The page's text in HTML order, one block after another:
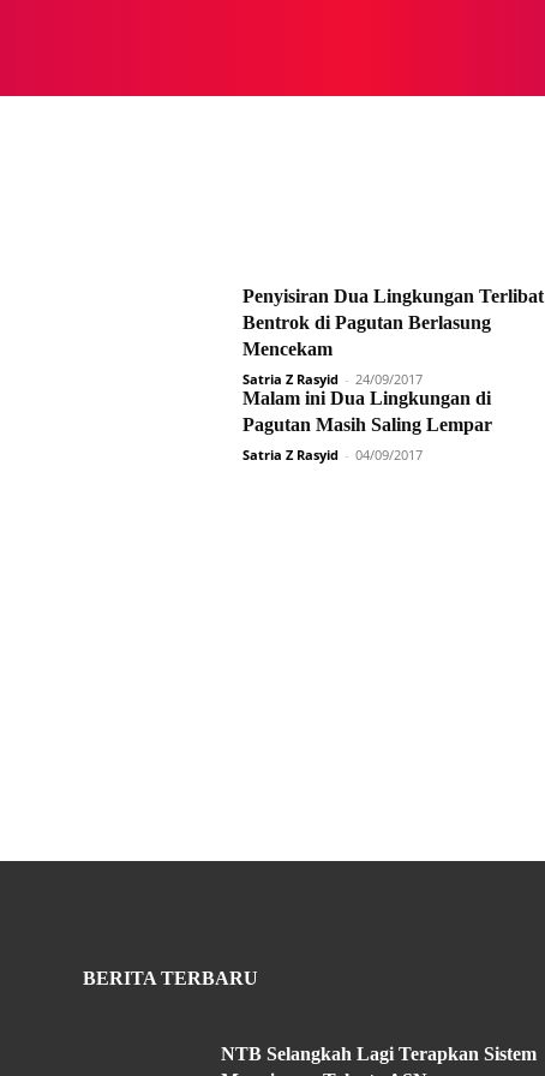
Penyisiran Dua Lingkungan Terlibat
Bentrok di Pagutan Berlasung
Mencekam
Satria Z Rasyid - 24/09/2017
Malam ini Dua Lingkungan di
Pagutan Masih Saling Lempar
Satria Z Rasyid - 04/09/2017
BERITA TERBARU
NTB Selangkah Lagi Terapkan Sistem